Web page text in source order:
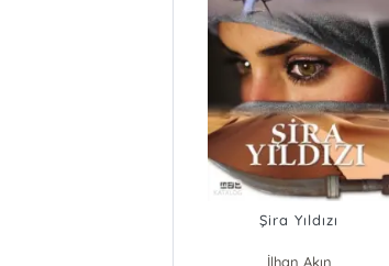
Şira Yıldızı
İlhan Akın